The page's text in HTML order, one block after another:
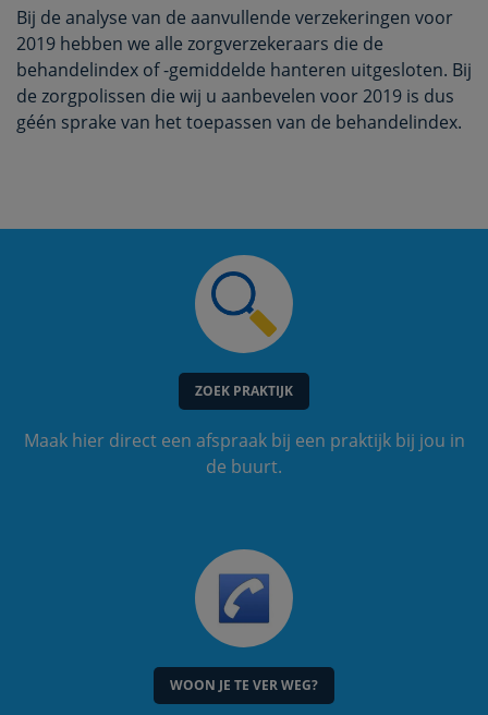
Bij de analyse van de aanvullende verzekeringen voor
2019 hebben we alle zorgverzekeraars die de
behandelindex of -gemiddelde hanteren uitgesloten. Bij
de zorgpolissen die wij u aanbevelen voor 2019 is dus
géén sprake van het toepassen van de behandelindex.
ZOEK PRAKTIJK
Maak hier direct een afspraak bij een praktijk bij jou in
de buurt.
WOON JE TE VER WEG?